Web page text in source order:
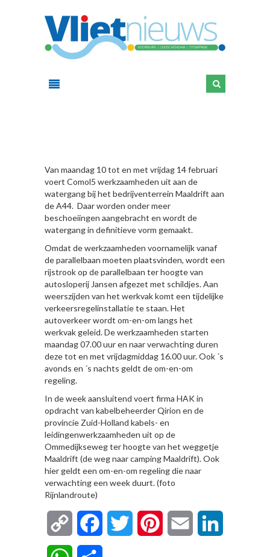
Van maandag 10 tot en met vrijdag 14 februari
voert Comol5 werkzaamheden uit aan de
watergang bij het bedrijventerrein Maaldrift aan
de A44. Daar worden onder meer
beschoeiingen aangebracht en wordt de
watergang in definitieve vorm gemaakt.
Omdat de werkzaamheden voornamelijk vanaf
de parallelbaan moeten plaatsvinden, wordt een
rijstrook op de parallelbaan ter hoogte van
autosloperij Jansen afgezet met schildjes. Aan
weerszijden van het werkvak komt een tijdelijke
verkeersregelinstallatie te staan. Het
autoverkeer wordt om-en-om langs het
werkvak geleid. De werkzaamheden starten
maandag 07.00 uur en naar verwachting duren
deze tot en met vrijdagmiddag 16.00 uur. Ook ´s
avonds en ´s nachts geldt de om-en-om
regeling.
In de week aansluitend voert firma HAK in
opdracht van kabelbeheerder Qirion en de
provincie Zuid-Holland kabels- en
leidingenwerkzaamheden uit op de
Ommedijkseweg ter hoogte van het weggetje
Maaldrift (de weg naar camping Maaldrift). Ook
hier geldt een om-en-om regeling die naar
verwachting een week duurt. (foto
Rijnlandroute)
Copy
Link
FacebookTwitter Pinterest Email